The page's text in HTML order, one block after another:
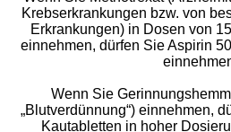
Krebserkrankungen bzw. von
Erkrankungen) in Dosen von
einnehmen, dürfen Sie Aspirin
Wenn Sie
„Blutverdünnung“) einnehmen,
Kautabletten in hoher